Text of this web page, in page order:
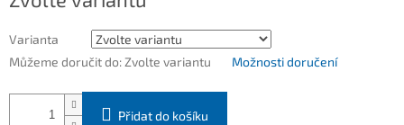
Varianta
Můžeme doručit do: Zvolte variantu Možnosti doručení
Přidat do košíku